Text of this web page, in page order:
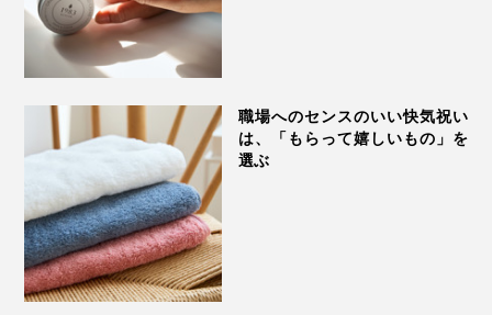
実際、わたしはひと月ほど、この石鹸で毎晩、顔と体を
洗っていますが、まだ半分以上残っています。
入浴後、よく水を切って、湿気の少ない場所で保管する
など、適切な使い方をすれば、「毎日1人で、顔と全身
を洗って、2か月はもちます」（高嶋氏）とのこと。
職場へのセンスのいい快気祝い
は、「もらって嬉しいもの」を
選ぶ